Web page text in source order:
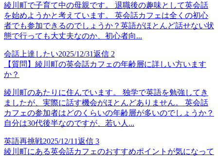
綾川町で子育て中の母親です。 退職後の趣味として英会話
を始めようかと考えています。 英会話カフェは全くの初心
者でも参加できるのでしょうか？英語がほとんど話せない状
態で行っても大丈夫なのか、初心者向...
会話上達したい2025/12/31返信 2
【質問】綾川町の英会話カフェの年齢層に詳しい方います
か？
綾川町のあたりに住んでいます。 独学で英語を勉強してき
ましたが、実際に話す機会がほとんどありません。 英会話
カフェの参加者はどのくらいの年齢層が多いのでしょうか？
自分は30代後半なのですが、若い人...
英語再挑戦2025/12/11返信 3
綾川町にある英会話カフェのおすすめポイントが気になって